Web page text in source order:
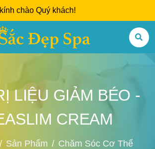
chào Quý khách!
LIỆU GIẢM BÉO -
CREAM
Sản Phẩm
Chăm Sóc Cơ Thể